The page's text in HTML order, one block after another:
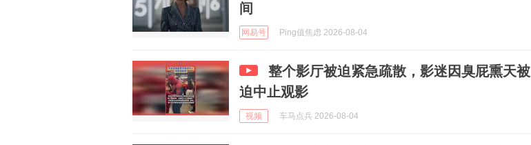
间
网易号 Ping值焦虑 2026-08-04
整个影厅被迫紧急疏散，影迷因臭屁熏天被
迫中止观影
视频 车马点兵 2026-08-04